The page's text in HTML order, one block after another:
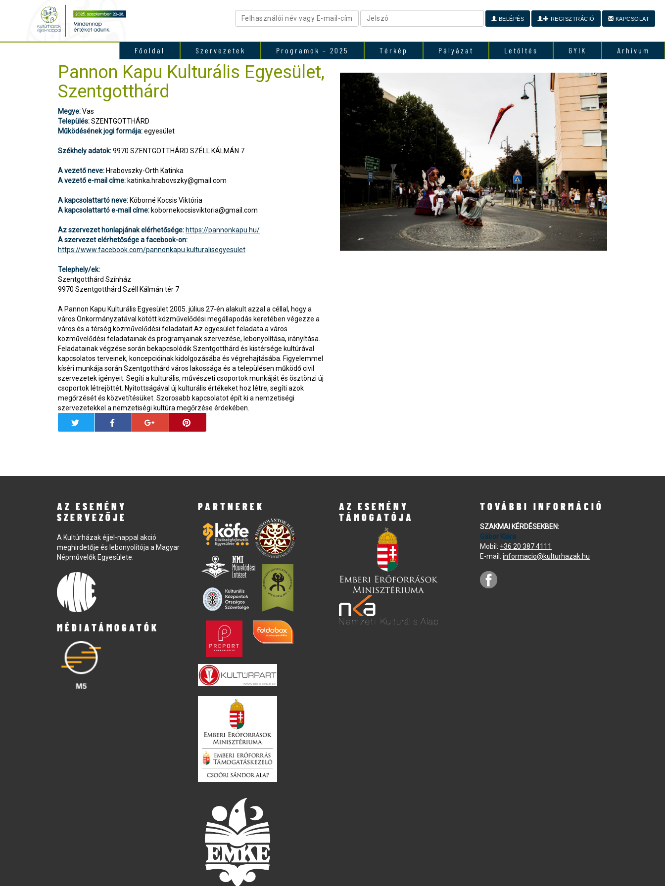
Főoldal Szervezetek Programok – 2025 Térkép Pályázat Letöltés GYIK Arhívum
BELÉPÉS REGISZTRÁCIÓ KAPCSOLAT
Pannon Kapu Kulturális Egyesület,
Szentgotthárd
Megye:Vas
Település:SZENTGOTTHÁRD
Működésének jogi formája:egyesület
Székhely adatok:9970 SZENTGOTTHÁRD SZÉLL KÁLMÁN 7
A vezető neve: Hrabovszky-Orth Katinka
A vezető e-mail címe: katinka.hrabovszky@gmail.com
A kapcsolattartó neve: Kóborné Kocsis Viktória
A kapcsolattartó e-mail címe: kobornekocsisviktoria@gmail.com
Az szervezet honlapjának elérhetősége: https://pannonkapu.hu/
A szervezet elérhetősége a facebook-on:
https://www.facebook.com/pannonkapu.kulturalisegyesulet
Telephely/ek:
Szentgotthárd Színház
9970 Szentgotthárd Széll Kálmán tér 7
A Pannon Kapu Kulturális Egyesület 2005. július 27-én alakult azzal a céllal, hogy a
város Önkormányzatával kötött közművelődési megállapodás keretében végezze a
város és a térség közművelődési feladatait.Az egyesület feladata a város
közművelődési feladatainak és programjainak szervezése, lebonyolítása, irányítása.
Feladatainak végzése során bekapcsolódik Szentgotthárd és kistérsége kultúrával
kapcsolatos terveinek, koncepcióinak kidolgozásába és végrehajtásába. Figyelemmel
kíséri munkája során Szentgotthárd város lakossága és a településen működő civil
szervezetek igényeit. Segíti a kulturális, művészeti csoportok munkáját és ösztönzi új
csoportok létrejöttét. Nyitottságával új kulturális értékeket hoz létre, segíti azok
megőrzését és közvetítésüket. Szorosabb kapcsolatot épít ki a nemzetiségi
szervezetekkel a nemzetiségi kultúra megőrzése érdekében.
AZ ESEMÉNY
SZERVEZŐJE
A Kultúrházak éjjel-nappal akció
meghirdetője és lebonyolítója a Magyar
Népművelők Egyesülete.
MÉDIATÁMOGATÓK
PARTNEREK
AZ ESEMÉNY
TÁMOGATÓJA
TOVÁBBI INFORMÁCIÓ
SZAKMAI KÉRDÉSEKBEN:
Gábor Klára
Mobil: +36 20 387 4111
E-mail: informacio@kulturhazak.hu